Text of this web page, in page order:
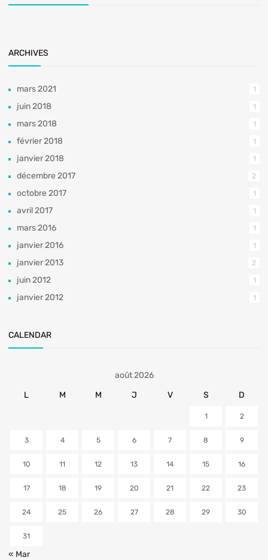
ARCHIVES
mars 2021 1
juin 2018 1
mars 2018 1
février 2018 1
janvier 2018 1
décembre 2017 2
octobre 2017 1
avril 2017 1
mars 2016 1
janvier 2016 1
janvier 2013 2
juin 2012 1
janvier 2012 1
CALENDAR
août 2026
L
M M J V S D
1 2
3 4 5 6 7 8 9
10 11 12 13 14 15 16
17 18 19 20 21 22 23
24 25 26 27 28 29 30
31
« Mar